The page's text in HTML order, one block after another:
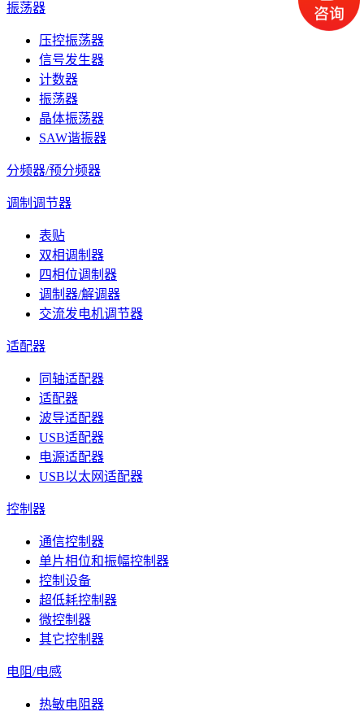
振荡器
压控振荡器
信号发生器
计数器
振荡器
晶体振荡器
SAW谐振器
分频器/预分频器
调制调节器
表贴
双相调制器
四相位调制器
调制器/解调器
交流发电机调节器
适配器
同轴适配器
适配器
波导适配器
USB适配器
电源适配器
USB以太网适配器
控制器
通信控制器
单片相位和振幅控制器
控制设备
超低耗控制器
微控制器
其它控制器
电阻/电感
热敏电阻器